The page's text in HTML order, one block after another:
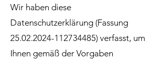
Wir haben diese
Datenschutzerklärung (Fassung
25.02.2024-112734485) verfasst, um
Ihnen gemäß der Vorgaben